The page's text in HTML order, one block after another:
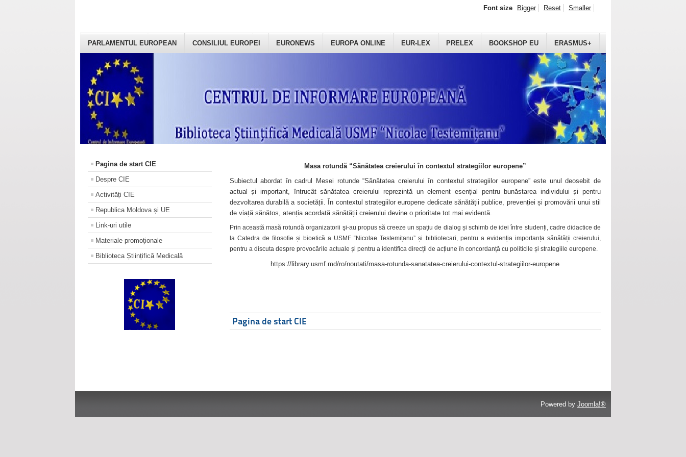
PARLAMENTUL EUROPEAN CONSILIUL EUROPEI EURONEWS EUROPA ONLINE EUR-LEX PRELEX BOOKSHOP EU ERASMUS+
Font size Bigger Reset Smaller
Pagina de start CIE
Despre CIE
Activități CIE
Republica Moldova și UE
Link-uri utile
Materiale promoţionale
Biblioteca Științifică Medicală
Masa rotundă “Sănătatea creierului în contextul strategiilor europene”
Subiectul abordat în cadrul Mesei rotunde “Sănătatea creierului în contextul strategiilor europene” este unul deosebit de
actual și important, întrucât sănătatea creierului reprezintă un element esențial pentru bunăstarea individului și pentru
dezvoltarea durabilă a societății. În contextul strategiilor europene dedicate sănătății publice, prevenției și promovării unui stil
de viață sănătos, atenția acordată sănătății creierului devine o prioritate tot mai evidentă.
Prin această masă rotundă organizatorii şi-au propus să creeze un spațiu de dialog și schimb de idei între studenți, cadre didactice de
la Catedra de filosofie și bioetică a USMF “Nicolae Testemițanu” și bibliotecari, pentru a evidenția importanța sănătății creierului,
pentru a discuta despre provocările actuale și pentru a identifica direcții de acțiune în concordanță cu politicile și strategiile europene.
https://library.usmf.md/ro/noutati/masa-rotunda-sanatatea-creierului-contextul-strategiilor-europene
Pagina de start CIE
Powered by Joomla!®